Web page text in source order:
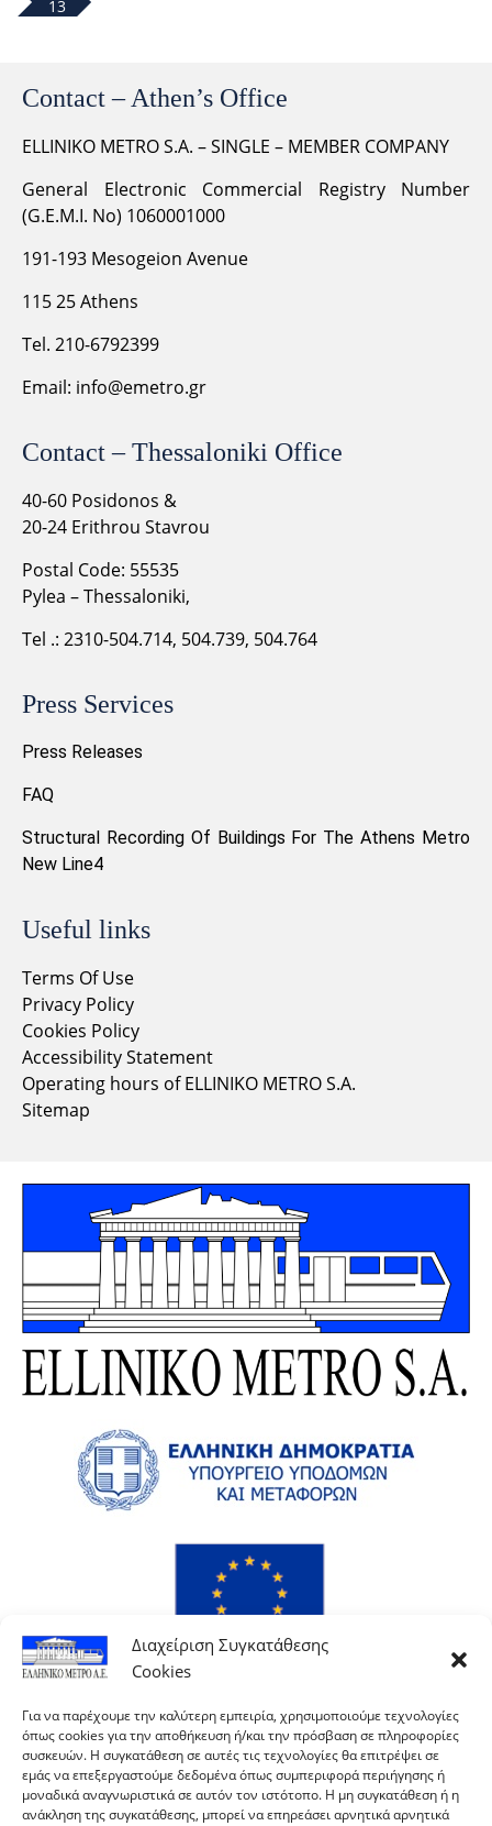
Διαχείριση Συγκατάθεσης
Cookies
Για να παρέχουμε την καλύτερη εμπειρία, χρησιμοποιούμε τεχνολογίες
όπως cookies για την αποθήκευση ή/και την πρόσβαση σε πληροφορίες
συσκευών. Η συγκατάθεση σε αυτές τις τεχνολογίες θα επιτρέψει σε
εμάς να επεξεργαστούμε δεδομένα όπως συμπεριφορά περιήγησης ή
μοναδικά αναγνωριστικά σε αυτόν τον ιστότοπο. Η μη συγκατάθεση ή η
ανάκληση της συγκατάθεσης, μπορεί να επηρεάσει αρνητικά αρνητικά
13
Contact – Athen’s Office
ELLINIKO METRO S.A. – SINGLE – MEMBER COMPANY
General Electronic Commercial Registry Number
(G.E.M.I. No) 1060001000
191-193 Mesogeion Avenue
115 25 Athens
Tel. 210-6792399
Email: info@emetro.gr
Contact – Thessaloniki Office
40-60 Posidonos &
20-24 Erithrou Stavrou
Postal Code: 55535
Pylea – Thessaloniki,
Tel .: 2310-504.714, 504.739, 504.764
Press Services
Press Releases
FAQ
Structural Recording Of Buildings For The Athens Metro
New Line4
Useful links
Terms Of Use
Privacy Policy
Cookies Policy
Accessibility Statement
Operating hours of ELLINIKO METRO S.A.
Sitemap